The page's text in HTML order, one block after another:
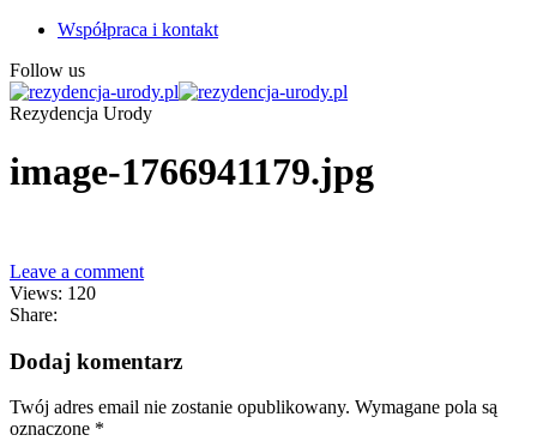
Współpraca i kontakt
Follow us
Rezydencja Urody
image-1766941179.jpg
Leave a comment
Views: 120
Share:
Dodaj komentarz
Twój adres email nie zostanie opublikowany. Wymagane pola są
oznaczone *